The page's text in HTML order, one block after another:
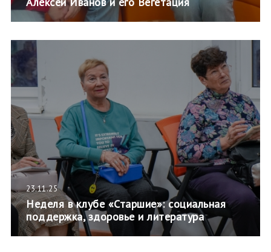
23.11.25
Неделя в клубе «Старшие»: социальная
поддержка, здоровье и литература